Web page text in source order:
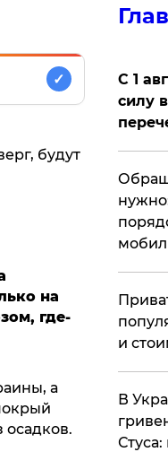
✓
будут
на
где-
а
осадков.
С 1
силу
и
В